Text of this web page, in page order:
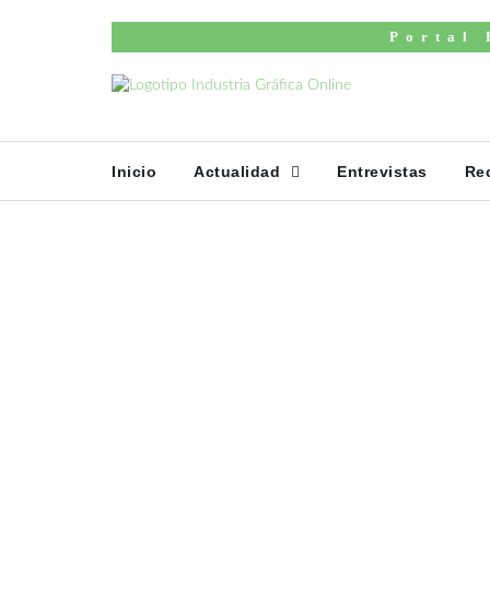
Portal
Inicio Actualidad Entrevistas